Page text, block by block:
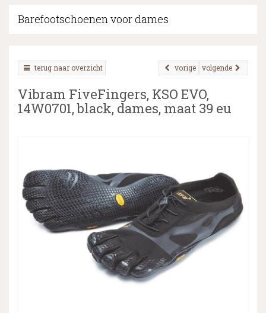
▼
Barefootschoenen voor dames
terug naar overzicht volgende
vorige
Vibram FiveFingers, KSO EVO,
14W0701, black, dames, maat 39 eu